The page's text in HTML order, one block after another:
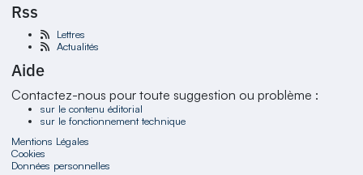
Rss
Lettres
Actualités
Aide
Contactez-nous pour toute suggestion ou problème :
sur le contenu éditorial
sur le fonctionnement technique
Mentions Légales
Cookies
Données personnelles